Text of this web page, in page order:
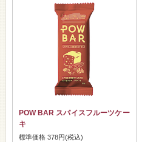
POW BAR スパイスフルーツケー
キ
標準価格 378円(税込)